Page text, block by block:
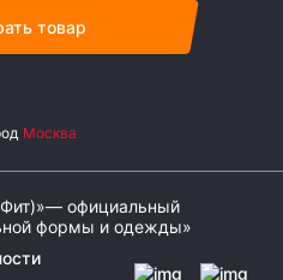
товар
официальный
формы и одежды»